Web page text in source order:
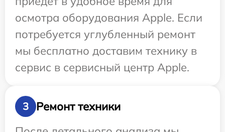
осмотра оборудования Apple. Если
потребуется углубленный ремонт
мы бесплатно доставим технику в
сервис в сервисный центр Apple.
3
Ремонт техники